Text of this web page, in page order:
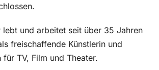
lebt und arbeitet seit über 35 Jahren
freischaffende Künstlerin und
TV, Film und Theater.